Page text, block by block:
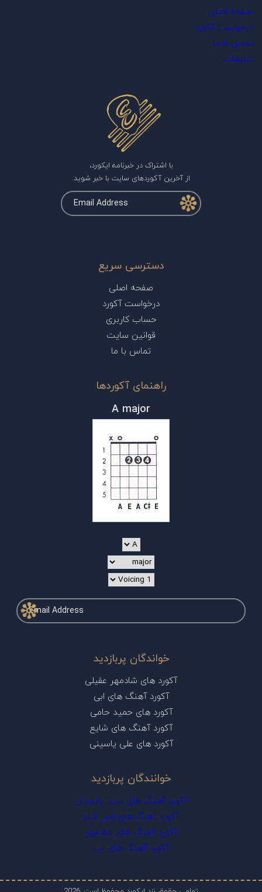
صفحه اصلی
درخواست آکورد
تماس با ما
تبلیغات
با اشتراک در خبرنامه ایکورد،
از آخرین آکوردهای سایت با خبر شوید.
دسترسی سریع
صفحه اصلی
درخواست آکورد
حساب کاربری
قوانین سایت
تماس با ما
راهنمای آکوردها
A major
خواندگان پربازدید
آکورد های شادمهر عقیلی
آکورد آهنگ های ابی
آکورد های حمید حامی
آکورد آهنگ های شایع
آکورد های علی یاسینی
خوانندگان پربازدید
آکورد آهنگ های سینا پارسیان
آکورد آهنگ های امیر تتلو
آکورد آهنگ های شادمهر
آکورد آهنگ های ابی